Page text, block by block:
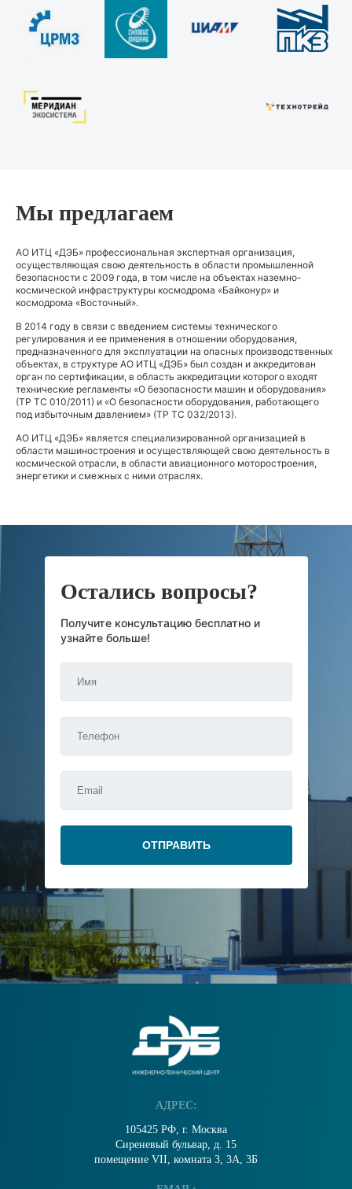
Мы предлагаем
АО ИТЦ «ДЭБ» профессиональная экспертная организация,
осуществляющая свою деятельность в области промышленной
безопасности с 2009 года, в том числе на объектах наземно-
космической инфраструктуры космодрома «Байконур» и
космодрома «Восточный».
В 2014 году в связи с введением системы технического
регулирования и ее применения в отношении оборудования,
предназначенного для эксплуатации на опасных производственных
объектах, в структуре АО ИТЦ «ДЭБ» был создан и аккредитован
орган по сертификации, в область аккредитации которого входят
технические регламенты «О безопасности машин и оборудования»
(ТР ТС 010/2011) и «О безопасности оборудования, работающего
под избыточным давлением» (ТР ТС 032/2013).
АО ИТЦ «ДЭБ» является специализированной организацией в
области машиностроения и осуществляющей свою деятельность в
космической отрасли, в области авиационного моторостроения,
энергетики и смежных с ними отраслях.
Остались вопросы?
Получите консультацию бесплатно и
узнайте больше!
ОТПРАВИТЬ
АДРЕС:
105425 РФ, г. Москва
Сиреневый бульвар, д. 15
помещение VII, комната 3, 3А, 3Б